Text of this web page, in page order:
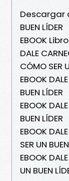
Descargar
BUEN LÍDER
EBOOK
DALE
CÓMO SER
EBOOK
BUEN LÍDER
EBOOK
BUEN LÍDER
EBOOK
SER UN
EBOOK
UN BUEN